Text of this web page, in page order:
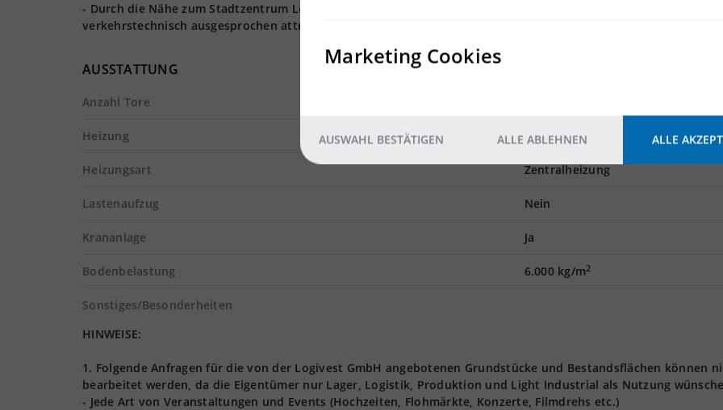
- Durch die Nähe zum Stadtzentrum Leipzig sowie der optimalen Anbindung zur A14, ist diese Liegenschaft
verkehrstechnisch ausgesprochen attraktiv gelegen
AUSSTATTUNG
Anzahl Tore
Heizung Ja
Heizungsart Zentralheizung
Lastenaufzug Nein
Krananlage Ja
Bodenbelastung 6.000 kg/m2
Sonstiges/Besonderheiten
HINWEISE:
1. Folgende Anfragen für die von der Logivest GmbH angebotenen Grundstücke und Bestandsflächen können
bearbeitet werden, da die Eigentümer nur Lager, Logistik, Produktion und Light Industrial als Nutzung
- Jede Art von Veranstaltungen und Events (Hochzeiten, Flohmärkte, Konzerte, Filmdrehs etc.)
Marketing Cookies
AUSWAHL BESTÄTIGEN ALLE ABLEHNEN ALLE